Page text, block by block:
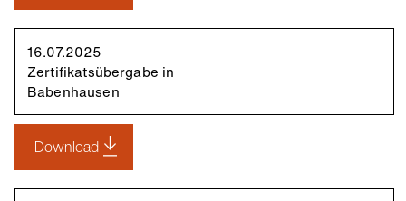
16.07.2025
Zertifikatsübergabe in
Babenhausen
Download